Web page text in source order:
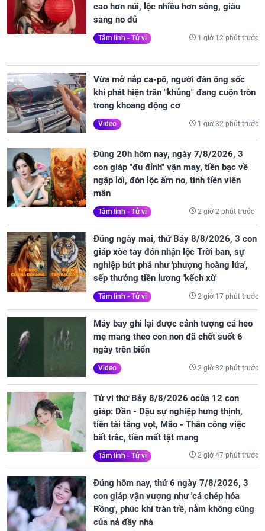
cao hơn núi, lộc nhiều hơn sông, giàu
sang no đủ
Tâm linh - Tử vi 1 giờ 12 phút trước
Vừa mở nắp ca-pô, người đàn ông sốc
khi phát hiện trăn "khủng" đang cuộn tròn
trong khoang động cơ
Video 1 giờ 32 phút trước
Đúng 20h hôm nay, ngày 7/8/2026, 3
con giáp "đu đỉnh" vận may, tiền bạc về
ngập lối, đón lộc ấm no, tình tiền viên
mãn
Tâm linh - Tử vi 2 giờ 2 phút trước
Đúng ngày mai, thứ Bảy 8/8/2026, 3 con
giáp xòe tay đón nhận lộc Trời ban, sự
nghiệp bứt phá như 'phượng hoàng lửa',
sếp thưởng tiền lương 'kếch xù'
Tâm linh - Tử vi 2 giờ 17 phút trước
Máy bay ghi lại được cảnh tượng cá heo
mẹ mang theo con non đã chết suốt 6
ngày trên biển
Video 2 giờ 32 phút trước
Tử vi thứ Bảy 8/8/2026 ocủa 12 con
giáp: Dần - Dậu sự nghiệp hưng thịnh,
tiền tài tăng vọt, Mão - Thân công việc
bất trắc, tiền mất tật mang
Tâm linh - Tử vi 2 giờ 47 phút trước
Đúng hôm nay, thứ 6 ngày 7/8/2026, 3
con giáp vận vượng như 'cá chép hóa
Rồng', phúc khí tràn trề, nằm không cũng
của nả đầy nhà